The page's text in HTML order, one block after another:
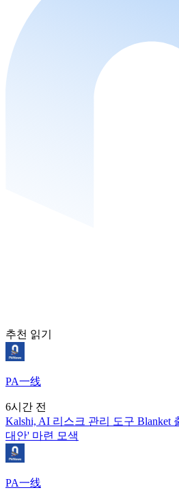
추천 읽기
PA一线
6시간 전
Kalshi, AI 리스크 관리 도구 Blanket
대안' 마련 모색
PA一线